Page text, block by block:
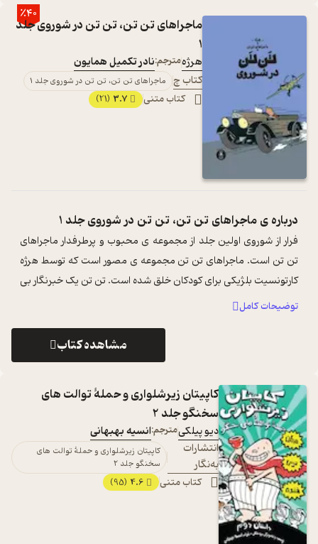
٪40
ماجراهای تن تن، تن تن در شوروی جلد
1
هرژهمترجم:نادر تکمیل همایون
کتاب چ
ماجراهای تن تن، تن تن در شوروی جلد 1
کتاب متنی 3.7
(21)
درباره یماجراهای تن تن، تن تن در شوروی جلد 1
فرار از شوروی اولین جلد از مجموعه ی محبوب و پرطرفدار ماجراهای
تن تن است. ماجراهای تن تن مجموعه ی مصور است که توسط هرژه
کارتونسیت بلژیکی برای کودکان خلق شده است. تن تن یک خبرنگار بی
باک و جسور است که د ...
توضیحات کامل
مشاهده کتاب
کاپیتان زیرشلواری و حملۀ توالت های
سخنگو جلد 2
دیو پیلکیمترجم:انسیه بهبهانی
انتشارات
به‌نگار
کاپیتان زیرشلواری و حملۀ توالت های
سخنگو جلد 2
کتاب متنی 4.6
(95)